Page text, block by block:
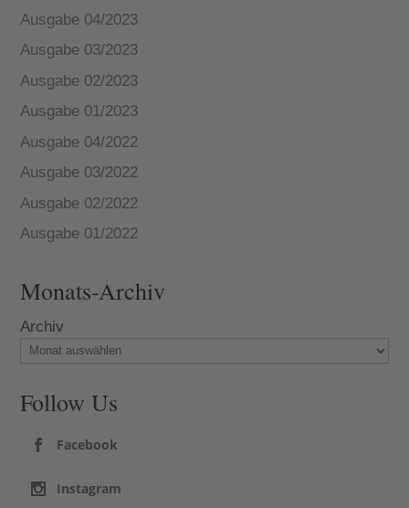
Ausgabe 04/2023
Ausgabe 03/2023
Ausgabe 02/2023
Ausgabe 01/2023
Ausgabe 04/2022
Ausgabe 03/2022
Ausgabe 02/2022
Ausgabe 01/2022
Monats-Archiv
Archiv
Follow Us
Facebook
Instagram